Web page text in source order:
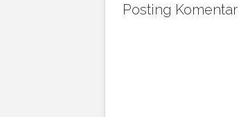
Posting Komentar